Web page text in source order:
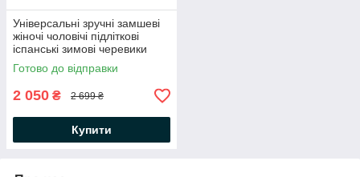
Універсальні зручні замшеві
жіночі чоловічі підліткові
іспанські зимові черевики
дезерти з хутром, оригінал
Готово до відправки
2 050 ₴ 2 699 ₴
Купити